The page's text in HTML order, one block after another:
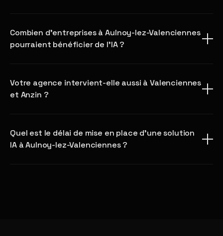
Combien d'entreprises à Aulnoy-lez-Valenciennes
pourraient bénéficier de l'IA ?
Votre agence intervient-elle aussi à Valenciennes
et Anzin ?
Quel est le délai de mise en place d'une solution
IA à Aulnoy-lez-Valenciennes ?